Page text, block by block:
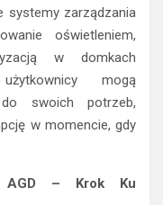
systemy zarządzania
oświetleniem,
w domkach
mogą
swoich potrzeb,
w momencie, gdy
AGD – Krok Ku